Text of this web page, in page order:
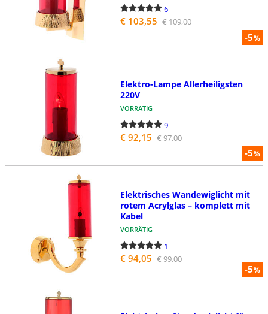
-5%
6
€ 103,55 € 109,00
-5%
Elektro-Lampe Allerheiligsten
220V
VORRÄTIG
9
€ 92,15 € 97,00
-5%
Elektrisches Wandewiglicht mit
rotem Acrylglas – komplett mit
Kabel
VORRÄTIG
1
€ 94,05 € 99,00